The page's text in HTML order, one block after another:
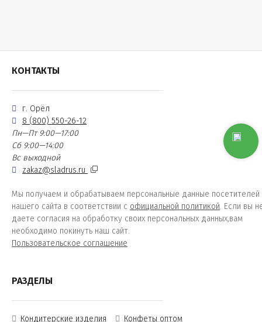
КОНТАКТЫ
г. Орёл
8 (800) 550-26-12
Пн—Пт 9:00—17:00
Сб 9:00—14:00
Вс выходной
zakaz@sladrus.ru
Мы получаем и обрабатываем персональные данные посетителей
нашего сайта в соответствии с официальной политикой. Если вы
даете согласия на обработку своих персональных данных,вам
необходимо покинуть наш сайт.
Пользовательское соглашение
РАЗДЕЛЫ
Кондитерские изделия
Конфеты оптом